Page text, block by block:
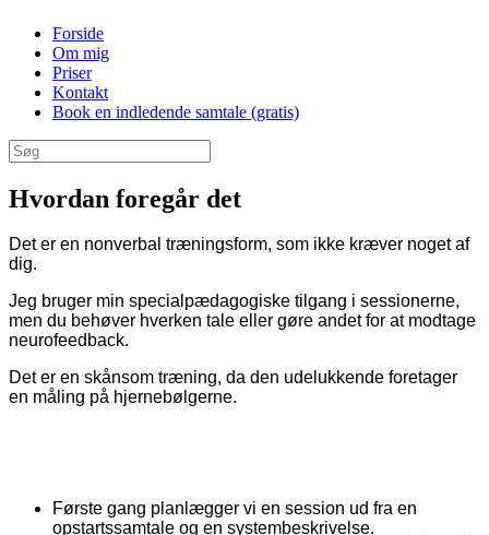
indhold
Forside
Om mig
Priser
Kontakt
Book en indledende samtale (gratis)
Søg
efter:
Hvordan foregår det
Det er en nonverbal træningsform, som ikke kræver noget af
dig.
Jeg bruger min specialpædagogiske tilgang i sessionerne,
men du behøver hverken tale eller gøre andet for at modtage
neurofeedback.
Det er en skånsom træning, da den udelukkende foretager
en måling på hjernebølgerne.
Første gang planlægger vi en session ud fra en
opstartssamtale og en systembeskrivelse.